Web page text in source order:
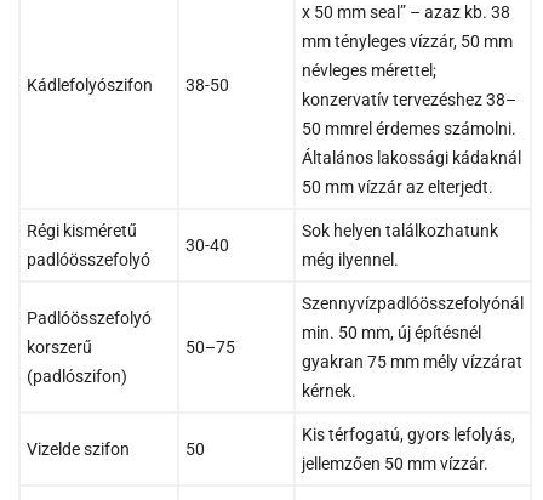
Kádlefolyószifon 38-50
x 50 mm seal” – azaz kb. 38
mm tényleges vízzár, 50 mm
névleges mérettel;
konzervatív tervezéshez 38–
50 mmrel érdemes számolni.
Általános lakossági kádaknál
50 mm vízzár az elterjedt.
Régi kisméretű
padlóösszefolyó
30-40
Sok helyen találkozhatunk
még ilyennel.
Padlóösszefolyó
korszerű
(padlószifon)
50–75
Szennyvízpadlóösszefolyónál
min. 50 mm, új építésnél
gyakran 75 mm mély vízzárat
kérnek.
Vizelde szifon 50
Kis térfogatú, gyors lefolyás,
jellemzően 50 mm vízzár.